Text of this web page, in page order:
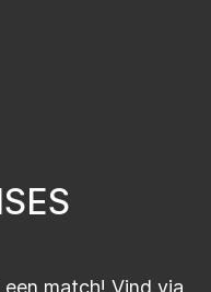
SES
match! Vind via